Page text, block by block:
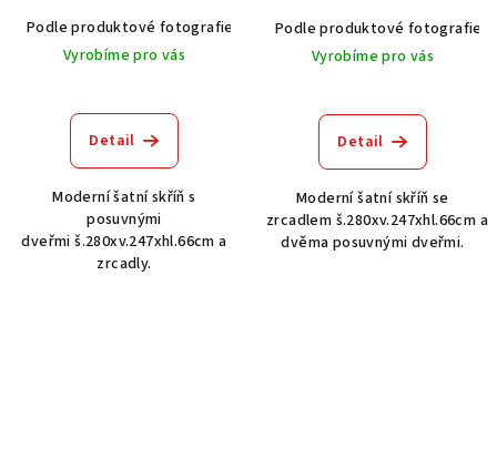
Podle produktové fotografie
Akát vintage BT1551
Dub světlý
Vyrobíme pro vás
Detail
Moderní šatní skříň s
posuvnými
dveřmi š.280xv.247xhl.66cm a
zrcadly.
Podle produktové fotografie
Vyrobíme pro vás
Detail
Moderní šatní skříň se
zrcadlem š.280xv.247xhl.66cm a
dvěma posuvnými dveřmi.